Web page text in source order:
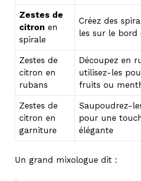
Zestes de
citron en
spirale
Créez des
les sur le bord
Zestes de
citron en
rubans
Découpez en
utilisez-les
fruits ou
Zestes de
citron en
garniture
Saupoudrez-
pour une
élégante
Un grand mixologue dit :